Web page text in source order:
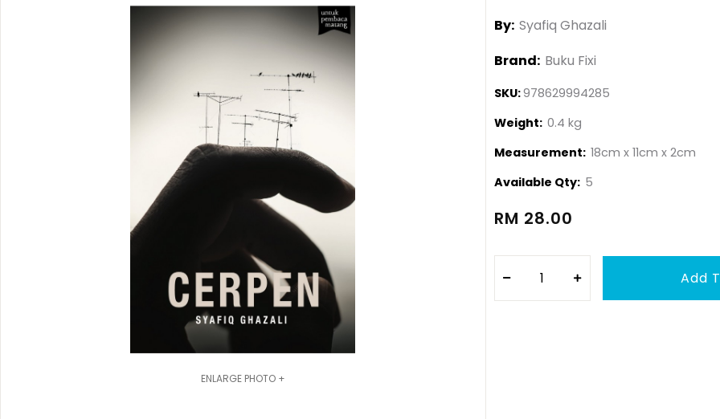
ENLARGE PHOTO +
By: Syafiq Ghazali
Brand: Buku Fixi
SKU:978629994285
Weight: 0.4 kg
Measurement: 18cm x 11cm x 2cm
Available Qty: 5
RM 28.00